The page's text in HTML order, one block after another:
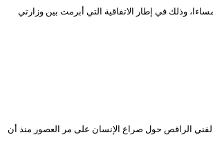
مسرحية “لست وحدي” للمخرج جمال قرمي لتعاونية الفن والمسرح يوم 29 أفريل 2024 في الساعة السادسة مساءا، وذلك في إطار الاتفاقية التي أبرمت بين وزارتي
وذلك يوم 03 ماي 2024 في الساعة الخامسة مساءا وتدور أحداث العرض الفني الراقص حول صراع الإنسان على مر العصور منذ أن